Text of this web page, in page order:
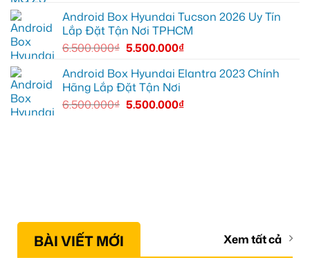
Android Box Hyundai Tucson 2026 Uy Tín
Lắp Đặt Tận Nơi TPHCM
6.500.000₫ 5.500.000₫
Android Box Hyundai Elantra 2023 Chính
Hãng Lắp Đặt Tận Nơi
6.500.000₫ 5.500.000₫
BÀI VIẾT MỚI Xem tất cả